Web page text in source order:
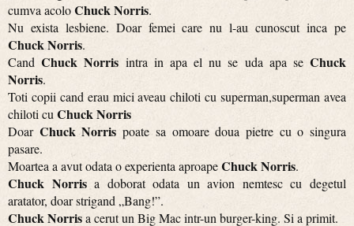
cumva acoloChuck Norris.
Nu exista lesbiene. Doar femei care nu l-au cunoscut inca pe
Chuck Norris.
CandChuck Norris intra in apa el nu se uda apa seChuck
Norris.
Toti copii cand erau mici aveau chiloti cu superman,superman avea
chiloti cu Chuck Norris
Doar Chuck Norris poate sa omoare doua pietre cu o singura
pasare.
Moartea a avut odata o experienta aproapeChuck Norris.
Chuck Norrisa doborat odata un avion nemtesc cu degetul
aratator, doar strigand „Bang!”.
Chuck Norrisa cerut un Big Mac intr-un burger-king. Si a primit.